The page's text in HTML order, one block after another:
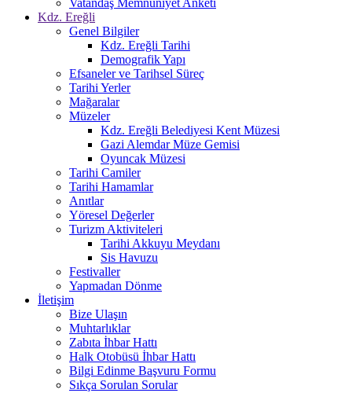
Vatandaş Memnuniyet Anketi
Kdz. Ereğli
Genel Bilgiler
Kdz. Ereğli Tarihi
Demografik Yapı
Efsaneler ve Tarihsel Süreç
Tarihi Yerler
Mağaralar
Müzeler
Kdz. Ereğli Belediyesi Kent Müzesi
Gazi Alemdar Müze Gemisi
Oyuncak Müzesi
Tarihi Camiler
Tarihi Hamamlar
Anıtlar
Yöresel Değerler
Turizm Aktiviteleri
Tarihi Akkuyu Meydanı
Sis Havuzu
Festivaller
Yapmadan Dönme
İletişim
Bize Ulaşın
Muhtarlıklar
Zabıta İhbar Hattı
Halk Otobüsü İhbar Hattı
Bilgi Edinme Başvuru Formu
Sıkça Sorulan Sorular